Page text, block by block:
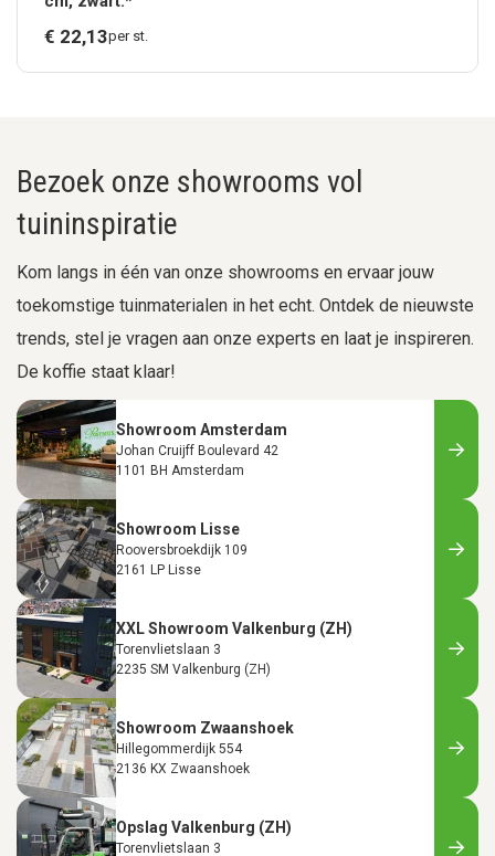
€ 22,13per st.
Bezoek onze showrooms vol
tuininspiratie
Kom langs in één van onze showrooms en ervaar jouw
toekomstige tuinmaterialen in het echt. Ontdek de nieuwste
trends, stel je vragen aan onze experts en laat je inspireren.
De koffie staat klaar!
Showroom Amsterdam
Johan Cruijff Boulevard 42
1101 BH Amsterdam
Showroom Lisse
Rooversbroekdijk 109
2161 LP Lisse
XXL Showroom Valkenburg (ZH)
Torenvlietslaan 3
2235 SM Valkenburg (ZH)
Showroom Zwaanshoek
Hillegommerdijk 554
2136 KX Zwaanshoek
Opslag Valkenburg (ZH)
Torenvlietslaan 3